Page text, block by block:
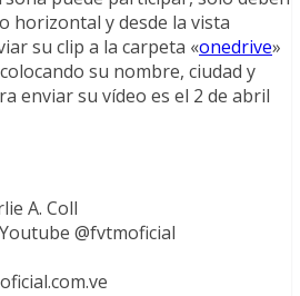
horizontal y desde la vista
su clip a la carpeta «onedrive»
su nombre, ciudad y
enviar su vídeo es el 2 de abril
A. Coll
@fvtmoficial